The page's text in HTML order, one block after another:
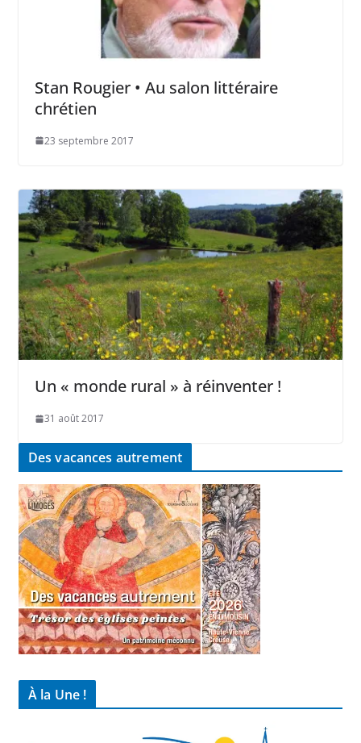
Stan Rougier • Au salon littéraire
chrétien
23 septembre 2017
Un « monde rural » à réinventer !
31 août 2017
Des vacances autrement
À la Une !